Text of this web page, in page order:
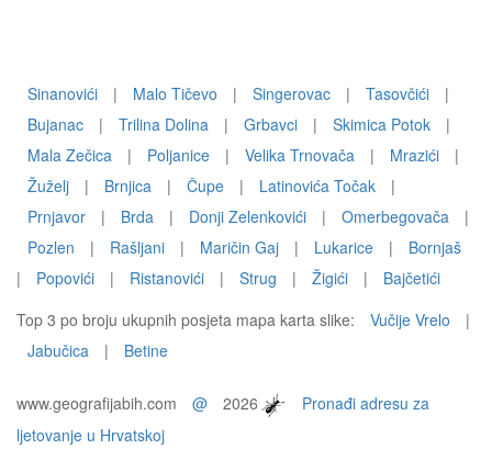
Sinanovići | Malo Tičevo | Singerovac | Tasovčići
|
Bujanac
| Trilina Dolina | Grbavci | Skimica Potok
|
Mala Zečica
| Poljanice | Velika Trnovača | Mrazići
|
Žuželj
| Brnjica | Čupe | Latinovića Točak
|
Prnjavor
| Brda | Donji Zelenkovići | Omerbegovača
|
Pozlen
| Rašljani | Maričin Gaj | Lukarice |
Bornjaš
|
Popovići | Ristanovići | Strug | Žigići |
Bajčetići
Top 3 po broju ukupnih posjeta mapa karta slike:
Vučije Vrelo
|
Jabučica
| Betine
www.geografijabih.com @ 2026
Pronađi adresu za
ljetovanje u Hrvatskoj